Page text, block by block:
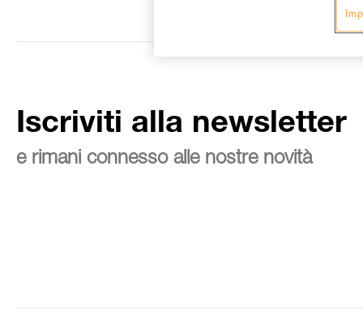
Iscriviti alla newsletter
e rimani connesso alle nostre novità